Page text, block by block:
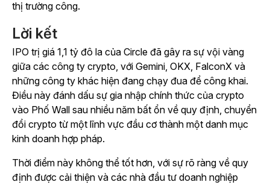
thị trường công.
Lời kết
IPO trị giá 1,1 tỷ đô la của Circle đã gây ra sự vội vàng
giữa các công ty crypto, với Gemini, OKX, FalconX và
những công ty khác hiện đang chạy đua để công khai.
Điều này đánh dấu sự gia nhập chính thức của crypto
vào Phố Wall sau nhiều năm bất ổn về quy định, chuyển
đổi crypto từ một lĩnh vực đầu cơ thành một danh mục
kinh doanh hợp pháp.
Thời điểm này không thể tốt hơn, với sự rõ ràng về quy
định được cải thiện và các nhà đầu tư doanh nghiệp